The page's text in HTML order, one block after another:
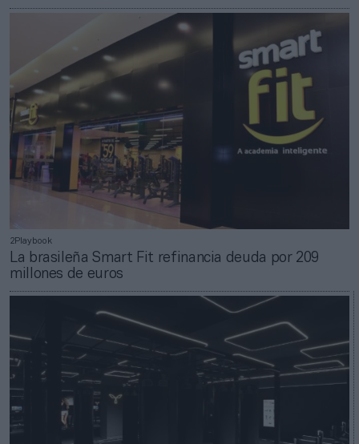
2Playbook
La brasileña Smart Fit refinancia deuda por 209
millones de euros